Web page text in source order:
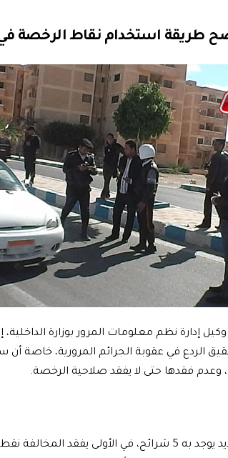
طريقة استخدام نقاط الرخصة في
إدارة نظم معلومات المرور بوزارة الداخلية،
الردع في عقوبة الجرائم المرورية، خاصة أن
وعدم فقدها حتى لا يفقد صلاحية الرخصة.
وأضاف أن قانون المرور الجديد يوجد به 5 شرائح، في